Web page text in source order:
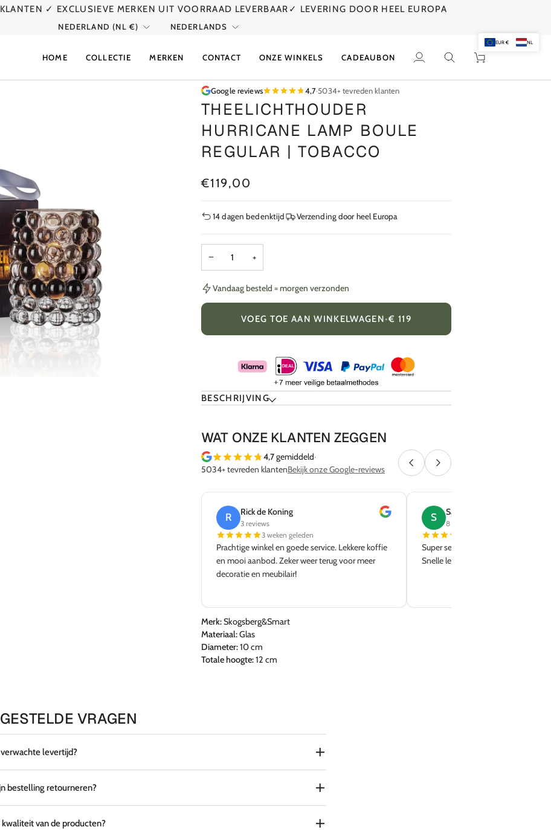
✓ EXCLUSIEVE MERKEN UIT VOORRAAD LEVERBAAR ✓ LEVERING DOOR HEEL EUROPA
VALUTA
NEDERLAND (NL €) TAAL
NEDERLANDS
HOME COLLECTIE MERKEN CONTACT ONZE WINKELS CADEAUBON
Mijn
Zoek Winkelwagen
Google reviews 4,7·5034+ tevreden klanten
THEELICHTHOUDER
HURRICANE LAMP BOULE
REGULAR | TOBACCO
€119,00
14 dagen bedenktijd Verzending door heel Europa
− +
Vandaag besteld = morgen verzonden
VOEG TOE AAN WINKELWAGEN•€ 119
BESCHRIJVING
WAT ONZE KLANTEN ZEGGEN
4,7gemiddeld·
5034+ tevreden klantenBekijk onze Google-reviews
R Rick de Koning
3 reviews
3 weken geleden
Prachtige winkel en goede service. Lekkere koffie
en mooi aanbod. Zeker weer terug voor meer
decoratie en meubilair!
S Sabine Koeman
8 reviews
Super service in de winkel en van
Snelle levering en de tuinset staat
Merk:Skogsberg&Smart
Materiaal:Glas
Diameter:10 cm
Totale hoogte:12 cm
VRAGEN
verwachte levertijd?
bestelling retourneren?
kwaliteit van de producten?
EUR € NL